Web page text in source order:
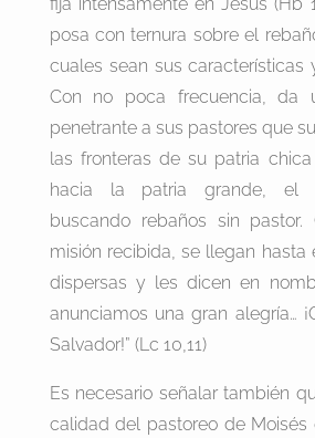
posa con ternura sobre el
cuales sean sus características
Con no poca frecuencia, da
penetrante a sus pastores que
las fronteras de su patria
hacia la patria grande, el
buscando rebaños sin pastor.
misión recibida, se llegan hasta
dispersas y les dicen en
anunciamos una gran alegría…
Salvador!” (Lc 10,11)
Es necesario señalar también
calidad del pastoreo de Moisés